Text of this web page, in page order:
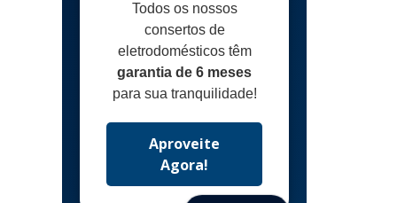
Todos os nossos
consertos de
eletrodomésticos têm
garantia de 6 meses
para sua tranquilidade!
Aproveite
Agora!